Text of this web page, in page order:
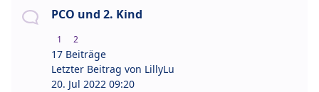
PCO und 2. Kind
1 2
17 Beiträge
Letzter Beitrag von LillyLu
20. Jul 2022 09:20